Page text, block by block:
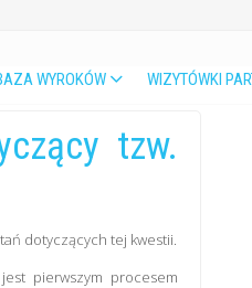
WYROKÓW WIZYTÓWKI
tzw.
dotyczących tej kwestii.
pierwszym procesem